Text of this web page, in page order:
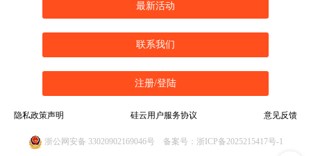
最新活动
联系我们
注册/登陆
隐私政策声明 硅云用户服务协议 意见反馈
浙公网安备 33020902169046号 备案号：浙ICP备2025215417号-1